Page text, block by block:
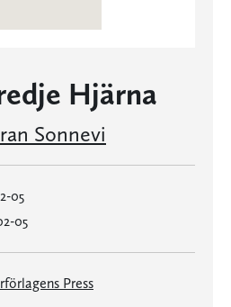
Hjärna
Sonnevi
05
05
Press